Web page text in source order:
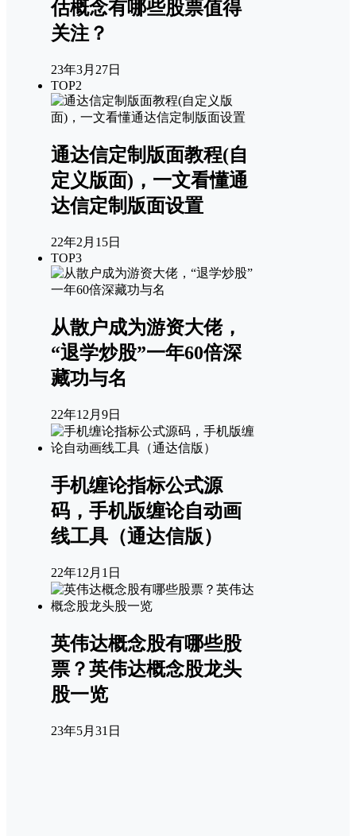
估概念有哪些股票值得
关注？
23年3月27日
TOP2
通达信定制版面教程(自
定义版面)，一文看懂通
达信定制版面设置
22年2月15日
TOP3
从散户成为游资大佬，
“退学炒股”一年60倍深
藏功与名
22年12月9日
手机缠论指标公式源
码，手机版缠论自动画
线工具（通达信版）
22年12月1日
英伟达概念股有哪些股
票？英伟达概念股龙头
股一览
23年5月31日